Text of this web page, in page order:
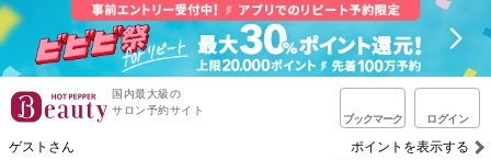
国内最大級の
サロン予約サイト
ブックマーク ログイン
ゲストさん ポイントを表示する